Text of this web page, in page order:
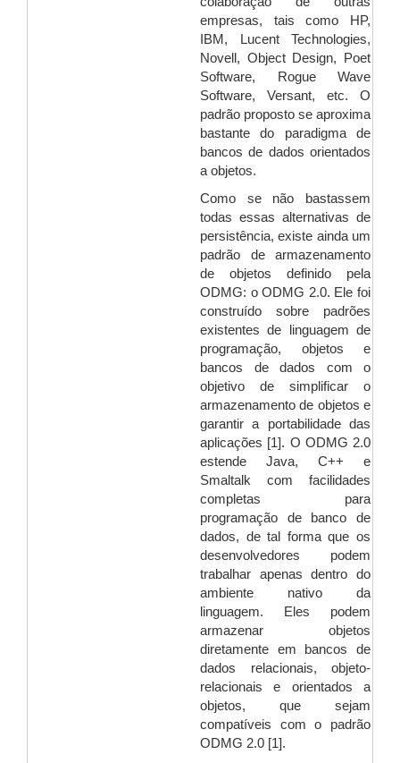
empresas, tais como HP,
IBM, Lucent Technologies,
Novell, Object Design, Poet
Software, Rogue Wave
Software, Versant, etc. O
padrão proposto se aproxima
bastante do paradigma de
bancos de dados orientados
a objetos.
Como se não bastassem
todas essas alternativas de
persistência, existe ainda um
padrão de armazenamento
de objetos definido pela
ODMG: o ODMG 2.0. Ele foi
construído sobre padrões
existentes de linguagem de
programação, objetos e
bancos de dados com o
objetivo de simplificar o
armazenamento de objetos e
garantir a portabilidade das
aplicações [1]. O ODMG 2.0
estende Java, C++ e
Smaltalk com facilidades
completas para
programação de banco de
dados, de tal forma que os
desenvolvedores podem
trabalhar apenas dentro do
ambiente nativo da
linguagem. Eles podem
armazenar objetos
diretamente em bancos de
dados relacionais, objeto-
relacionais e orientados a
objetos, que sejam
compatíveis com o padrão
ODMG 2.0 [1].